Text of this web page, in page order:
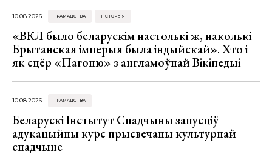
10.08.2026 ГРАМАДСТВА ГІСТОРЫЯ
«ВКЛ было беларускім настолькі ж, наколькі
Брытанская імперыя была індыйскай». Хто і
як сцёр «Пагоню» з англамоўнай Вікіпедыі
10.08.2026 ГРАМАДСТВА
Беларускі Інстытут Спадчыны запусціў
адукацыйны курс прысвечаны культурнай
спадчыне